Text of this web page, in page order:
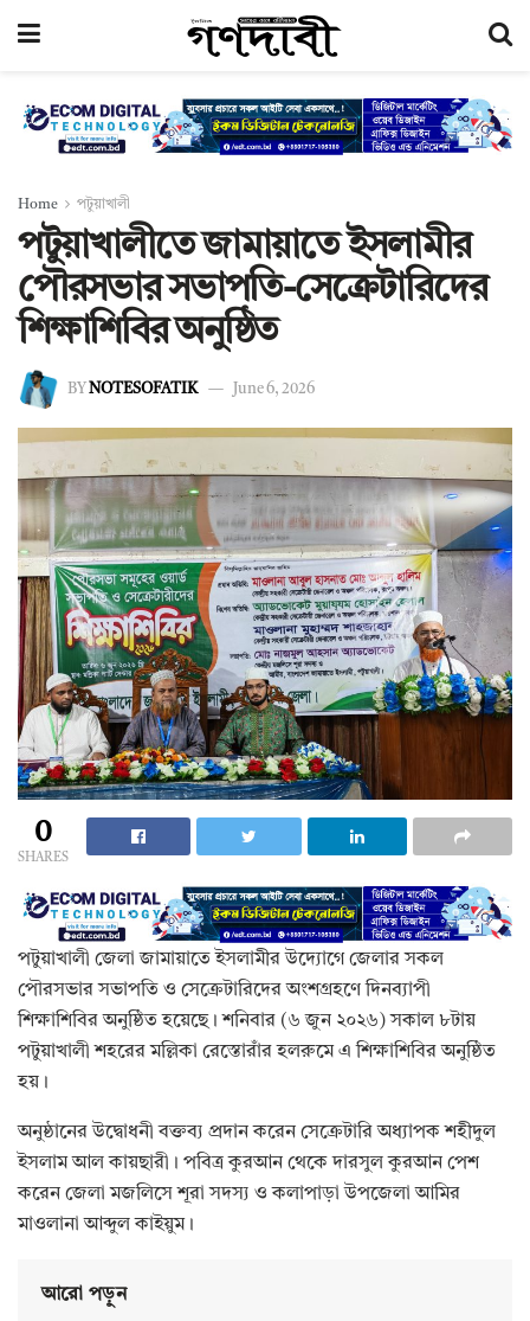
Home পটুয়াখালী
পটুয়াখালীতে জামায়াতে ইসলামীর
পৌরসভার সভাপতি-সেক্রেটারিদের
শিক্ষাশিবির অনুষ্ঠিত
BY NOTESOFATIK June 6, 2026
0
SHARES
পটুয়াখালী জেলা জামায়াতে ইসলামীর উদ্যোগে জেলার সকল
পৌরসভার সভাপতি ও সেক্রেটারিদের অংশগ্রহণে দিনব্যাপী
শিক্ষাশিবির অনুষ্ঠিত হয়েছে। শনিবার (৬ জুন ২০২৬) সকাল ৮টায়
পটুয়াখালী শহরের মল্লিকা রেস্তোরাঁর হলরুমে এ শিক্ষাশিবির অনুষ্ঠিত
হয়।
অনুষ্ঠানের উদ্বোধনী বক্তব্য প্রদান করেন সেক্রেটারি অধ্যাপক শহীদুল
ইসলাম আল কায়ছারী। পবিত্র কুরআন থেকে দারসুল কুরআন পেশ
করেন জেলা মজলিসে শূরা সদস্য ও কলাপাড়া উপজেলা আমির
মাওলানা আব্দুল কাইয়ুম।
আরো পড়ুন